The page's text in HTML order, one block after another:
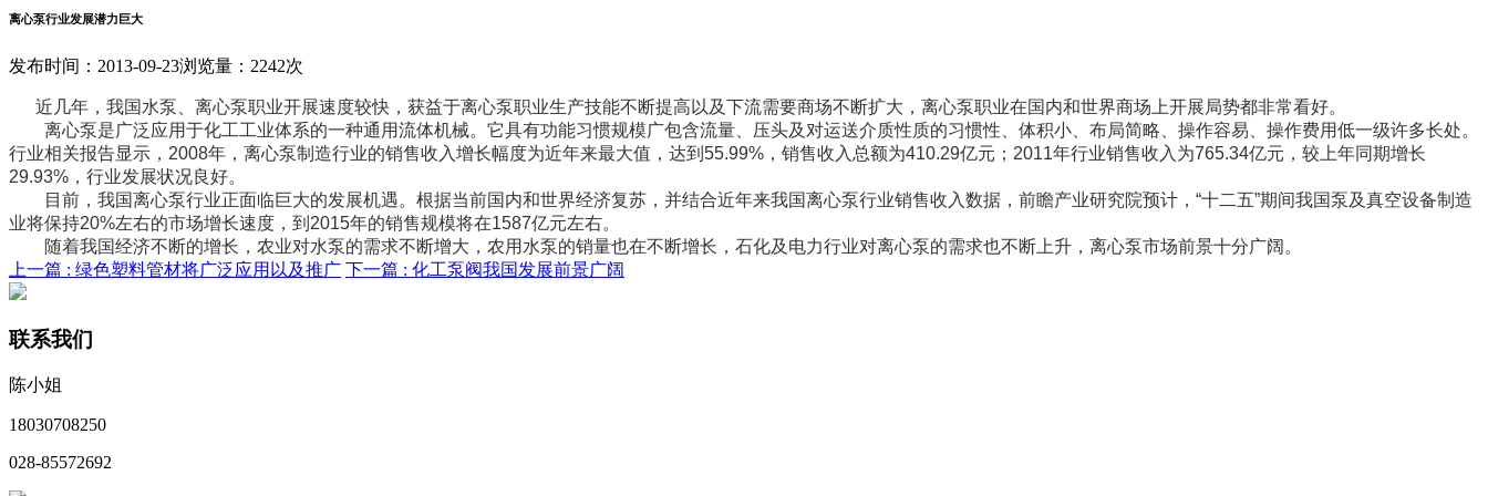
离心泵行业发展潜力巨大
发布时间：2013-09-23浏览量：2242次
近几年，我国水泵、离心泵职业开展速度较快，获益于离心泵职业生产技能不断提高以及下流需要商场不断扩大，离心泵职业在国内和世界商场上开展局势都非常看好。
离心泵是广泛应用于化工工业体系的一种通用流体机械。它具有功能习惯规模广包含流量、压头及对运送介质性质的习惯性、体积小、布局简略、操作容易、操作费用低一级许多长处。
行业相关报告显示，2008年，离心泵制造行业的销售收入增长幅度为近年来最大值，达到55.99%，销售收入总额为410.29亿元；2011年行业销售收入为765.34亿元，较上年同期增长
29.93%，行业发展状况良好。
目前，我国离心泵行业正面临巨大的发展机遇。根据当前国内和世界经济复苏，并结合近年来我国离心泵行业销售收入数据，前瞻产业研究院预计，“十二五”期间我国泵及真空设备制造
业将保持20%左右的市场增长速度，到2015年的销售规模将在1587亿元左右。
随着我国经济不断的增长，农业对水泵的需求不断增大，农用水泵的销量也在不断增长，石化及电力行业对离心泵的需求也不断上升，离心泵市场前景十分广阔。
上一篇 : 绿色塑料管材将广泛应用以及推广 下一篇 : 化工泵阀我国发展前景广阔
联系我们
陈小姐
18030708250
028-85572692